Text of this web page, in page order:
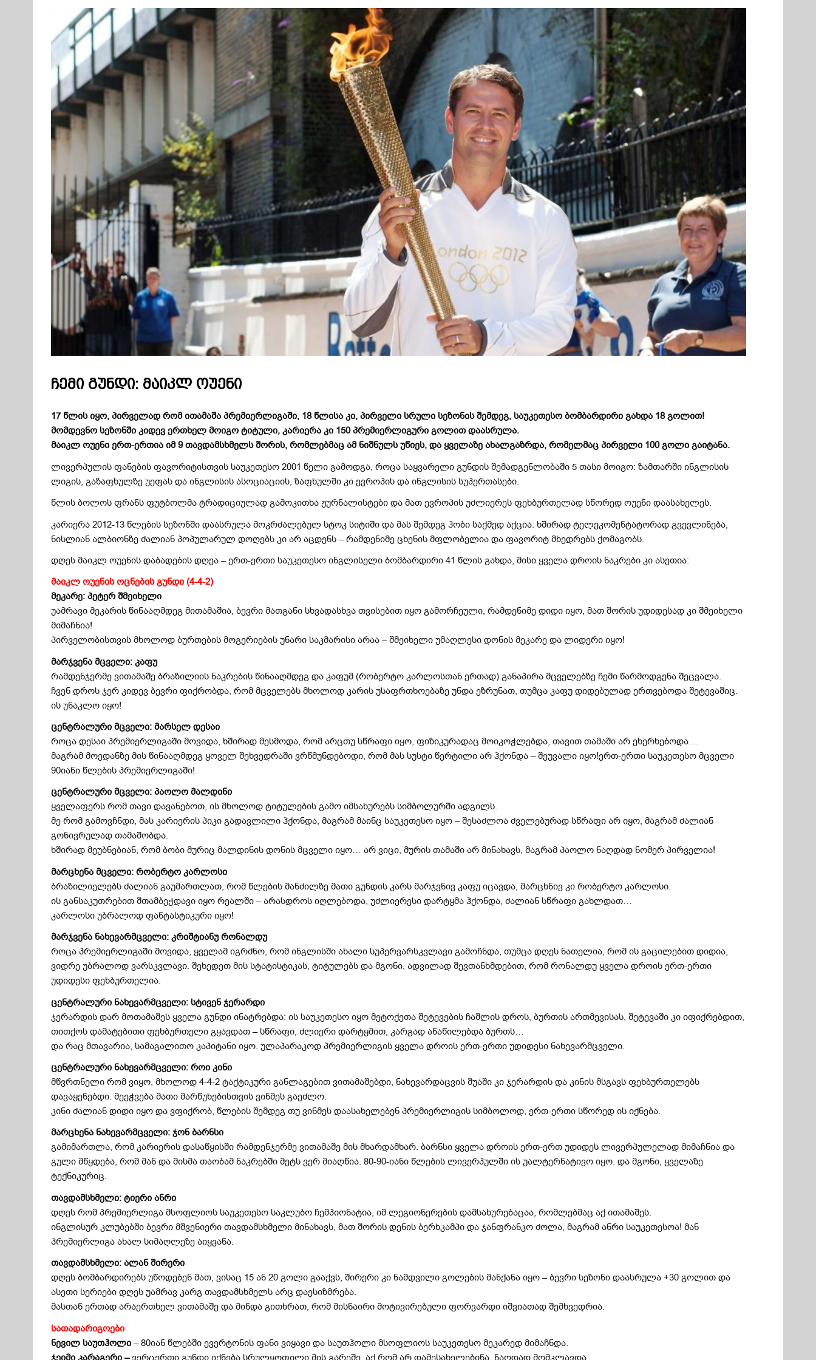
ჩემი გუნდი: მაიკლ ოუენი
17 წლის იყო, პირველად რომ ითამაშა პრემიერლიგაში, 18 წლისა კი, პირველი სრული სეზონის შემდეგ, საუკეთესო ბომბარდირი გახდა 18 გოლით!
მომდევნო სეზონში კიდევ ერთხელ მოიგო ტიტული, კარიერა კი 150 პრემიერლიგური გოლით დაასრულა.
მაიკლ ოუენი ერთ-ერთია იმ 9 თავდამსხმელს შორის, რომლებმაც ამ ნიშნულს უწიეს, და ყველაზე ახალგაზრდა, რომელმაც პირველი 100 გოლი გაიტანა.
ლივერპულის ფანების ფავორიტისთვის საუკეთესო 2001 წელი გამოდგა, როცა საყვარელი გუნდის შემადგენლობაში 5 თასი მოიგო: ზამთარში ინგლისის
ლიგის, გაზაფხულზე უეფას და ინგლისის ასოციაციის, ზაფხულში კი ევროპის და ინგლისის სუპერთასები.
წლის ბოლოს ფრანს ფუტბოლმა ტრადიციულად გამოკითხა ჟურნალისტები და მათ ევროპის უძლიერეს ფეხბურთელად სწორედ ოუენი დაასახელეს.
კარიერა 2012-13 წლების სეზონში დაასრულა მოკრძალებულ სტოკ სიტიში და მას შემდეგ ჰობი საქმედ აქცია: ხშირად ტელეკომენტატორად გვევლინება,
ნისლიან ალბიონზე ძალიან პოპულარულ დოღებს კი არ აცდენს – რამდენიმე ცხენის მფლობელია და ფავორიტ მხედრებს ქომაგობს.
დღეს მაიკლ ოუენის დაბადების დღეა – ერთ-ერთი საუკეთესო ინგლისელი ბომბარდირი 41 წლის გახდა, მისი ყველა დროის ნაკრები კი ასეთია:
მაიკლ ოუენის ოცნების გუნდი (4-4-2)
მეკარე: პეტერ შმეიხელი
უამრავი მეკარის წინააღმდეგ მითამაშია, ბევრი მათგანი სხვადასხვა თვისებით იყო გამორჩეული, რამდენიმე დიდი იყო, მათ შორის უდიდესად კი შმეიხელი
მიმაჩნია!
პირველობისთვის მხოლოდ ბურთების მოგერიების უნარი საკმარისი არაა – შმეიხელი უმაღლესი დონის მეკარე და ლიდერი იყო!
მარჯვენა მცველი: კაფუ
რამდენჯერმე ვითამაშე ბრაზილიის ნაკრების წინააღმდეგ და კაფუმ (რობერტო კარლოსთან ერთად) განაპირა მცველებზე ჩემი წარმოდგენა შეცვალა.
ჩვენ დროს ჯერ კიდევ ბევრი ფიქრობდა, რომ მცველებს მხოლოდ კარის უსაფრთხოებაზე უნდა ეზრუნათ, თუმცა კაფუ დიდებულად ერთვებოდა შეტევაშიც.
ის უნაკლო იყო!
ცენტრალური მცველი: მარსელ დესაი
როცა დესაი პრემიერლიგაში მოვიდა, ხშირად მესმოდა, რომ არცთუ სწრაფი იყო, ფიზიკურადაც მოიკოჭლებდა, თავით თამაში არ ეხერხებოდა…
მაგრამ მოედანზე მის წინააღმდეგ ყოველ შეხვედრაში ვრწმუნდებოდი, რომ მას სუსტი წერტილი არ ჰქონდა – შეუვალი იყო!ერთ-ერთი საუკეთესო მცველი
90იანი წლების პრემიერლიგაში!
ცენტრალური მცველი: პაოლო მალდინი
ყველაფერს რომ თავი დავანებოთ, ის მხოლოდ ტიტულების გამო იმსახურებს სიმბოლურში ადგილს.
მე რომ გამოვჩნდი, მას კარიერის პიკი გადავლილი ჰქონდა, მაგრამ მაინც საუკეთესო იყო – შესაძლოა ძველებურად სწრაფი არ იყო, მაგრამ ძალიან
გონივრულად თამაშობდა.
ხშირად მეუბნებიან, რომ ბობი მურიც მალდინის დონის მცველი იყო… არ ვიცი, მურის თამაში არ მინახავს, მაგრამ პაოლო ნაღდად ნომერ პირველია!
მარცხენა მცველი: რობერტო კარლოსი
ბრაზილიელებს ძალიან გაუმართლათ, რომ წლების მანძილზე მათი გუნდის კარს მარჯვნივ კაფუ იცავდა, მარცხნივ კი რობერტო კარლოსი.
ის განსაკუთრებით შთამბეჭდავი იყო რეალში – არასდროს იღლებოდა, უძლიერესი დარტყმა ჰქონდა, ძალიან სწრაფი გახლდათ…
კარლოსი უბრალოდ ფანტასტიკური იყო!
მარჯვენა ნახევარმცველი: კრიშტიანუ რონალდუ
როცა პრემიერლიგაში მოვიდა, ყველამ იგრძნო, რომ ინგლისში ახალი სუპერვარსკვლავი გამოჩნდა, თუმცა დღეს ნათელია, რომ ის გაცილებით დიდია,
ვიდრე უბრალოდ ვარსკვლავი. შეხედეთ მის სტატისტიკას, ტიტულებს და მგონი, ადვილად შევთანხმდებით, რომ რონალდუ ყველა დროის ერთ-ერთი
უდიდესი ფეხბურთელია.
ცენტრალური ნახევარმცველი: სტივენ ჯერარდი
ჯერარდის დარ მოთამაშეს ყველა გუნდი ინატრებდა: ის საუკეთესო იყო მეტოქეთა შეტევების ჩაშლის დროს, ბურთის ართმევისას, შეტევაში კი იფიქრებდით,
თითქოს დამატებითი ფეხბურთელი გყავდათ – სწრაფი, ძლიერი დარტყმით, კარგად ანაწილებდა ბურთს…
და რაც მთავარია, სამაგალითო კაპიტანი იყო. ულაპარაკოდ პრემიერლიგის ყველა დროის ერთ-ერთი უდიდესი ნახევარმცველი.
ცენტრალური ნახევარმცველი: როი კინი
მწვრთნელი რომ ვიყო, მხოლოდ 4-4-2 ტაქტიკური განლაგებით ვითამაშებდი, ნახევარდაცვის შუაში კი ჯერარდის და კინის მსგავს ფეხბურთელებს
დავაყენებდი. მეეჭვება მათი მარწუხებისთვის ვინმეს გაეძლო.
კინი ძალიან დიდი იყო და ვფიქრობ, წლების შემდეგ თუ ვინმეს დაასახელებენ პრემიერლიგის სიმბოლოდ, ერთ-ერთი სწორედ ის იქნება.
მარცხენა ნახევარმცველი: ჯონ ბარნსი
გამიმართლა, რომ კარიერის დასაწყისში რამდენჯერმე ვითამაშე მის მხარდამხარ. ბარნსი ყველა დროის ერთ-ერთ უდიდეს ლივერპულელად მიმაჩნია და
გული მწყდება, რომ მან და მისმა თაობამ ნაკრებში მეტს ვერ მიაღწია. 80-90-იანი წლების ლივერპულში ის უალტერნატივო იყო. და მგონი, ყველაზე
ტექნიკურიც.
თავდამსხმელი: ტიერი ანრი
დღეს რომ პრემიერლიგა მსოფლიოს საუკეთესო საკლუბო ჩემპიონატია, იმ ლეგიონერების დამსახურებაცაა, რომლებმაც აქ ითამაშეს.
ინგლისურ კლუბებში ბევრი მშვენიერი თავდამსხმელი მინახავს, მათ შორის დენის ბერხკამპი და ჯანფრანკო ძოლა, მაგრამ ანრი საუკეთესოა! მან
პრემიერლიგა ახალ სიმაღლეზე აიყვანა.
თავდამსხმელი: ალან შირერი
დღეს ბომბარდირებს უწოდებენ მათ, ვისაც 15 ან 20 გოლი გააქვს, შირერი კი ნამდვილი გოლების მანქანა იყო – ბევრი სეზონი დაასრულა +30 გოლით და
ასეთი სერიები დღეს უამრავ კარგ თავდამსხმელს არც დაესიზმრება.
მასთან ერთად არაერთხელ ვითამაშე და მინდა გითხრათ, რომ მისნაირი მოტივირებული ფორვარდი იშვიათად შემხვედრია.
სათადარიგოები
ნევილ საუთჰოლი – 80იან წლებში ევერტონის ფანი ვიყავი და საუთჰოლი მსოფლიოს საუკეთესო მეკარედ მიმაჩნდა.
ჯეიმი კარაგერი – ვერცერთი გუნდი იქნება სრულყოფილი მის გარეშე. აქ რომ არ დამესახელებინა, ნაღდად მომკლავდა.